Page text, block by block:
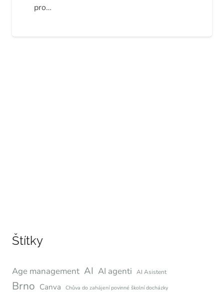
pro…
Štítky
Age management AI AI agenti AI Asistent
Brno Canva Chůva do zahájení povinné školní docházky